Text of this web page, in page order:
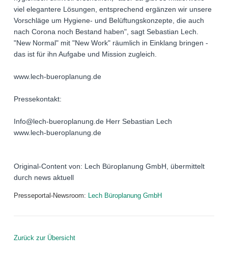
viel elegantere Lösungen, entsprechend ergänzen wir unsere
Vorschläge um Hygiene- und Belüftungskonzepte, die auch
nach Corona noch Bestand haben", sagt Sebastian Lech.
"New Normal" mit "New Work" räumlich in Einklang bringen -
das ist für ihn Aufgabe und Mission zugleich.
www.lech-bueroplanung.de
Pressekontakt:
Info@lech-bueroplanung.de Herr Sebastian Lech
www.lech-bueroplanung.de
Original-Content von: Lech Büroplanung GmbH, übermittelt
durch news aktuell
Presseportal-Newsroom: Lech Büroplanung GmbH
Zurück zur Übersicht